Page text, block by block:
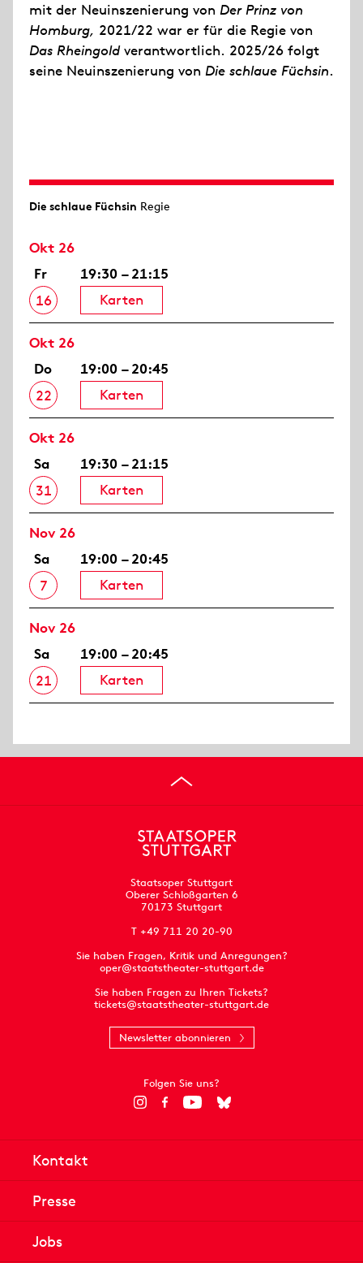
mit der Neuinszenierung von Der Prinz von
Homburg, 2021/22 war er für die Regie von
Das Rheingoldverantwortlich. 2025/26 folgt
seine Neuinszenierung von Die schlaue Füchsin.
Die schlaue Füchsin Regie
Okt 26
Fr
16
19:30 – 21:15
Karten
Okt 26
Do
22
19:00 – 20:45
Karten
Okt 26
Sa
31
19:30 – 21:15
Karten
Nov 26
Sa
7
19:00 – 20:45
Karten
Nov 26
Sa
21
19:00 – 20:45
Karten
Staatsoper Stuttgart
Oberer Schloßgarten 6
70173 Stuttgart
T +49 711 20 20-90
Sie haben Fragen, Kritik und Anregungen?
oper@staatstheater-stuttgart.de
Sie haben Fragen zu Ihren Tickets?
tickets@staatstheater-stuttgart.de
Newsletter abonnieren
Folgen Sie uns?
Kontakt
Presse
Jobs